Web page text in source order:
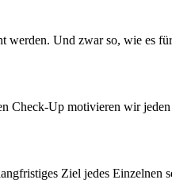
werden. Und zwar so, wie es
Check-Up motivieren wir
Ziel jedes